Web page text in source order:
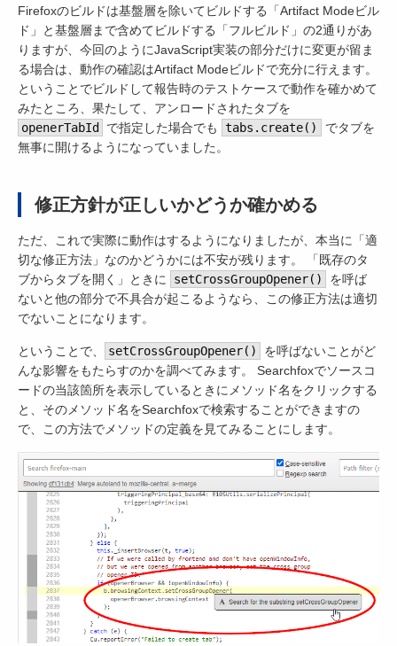
Firefoxのビルドは基盤層を除いてビルドする「Artifact Modeビル
ド」と基盤層まで含めてビルドする「フルビルド」の2通りがあ
りますが、今回のようにJavaScript実装の部分だけに変更が留ま
る場合は、動作の確認はArtifact Modeビルドで充分に行えます。
ということでビルドして報告時のテストケースで動作を確かめて
みたところ、果たして、アンロードされたタブを
openerTabId
で指定した場合でも tabs.create()
でタブを
無事に開けるようになっていました。
修正方針が正しいかどうか確かめる
ただ、これで実際に動作はするようになりましたが、本当に「適
切な修正方法」なのかどうかには不安が残ります。 「既存のタ
ブからタブを開く」ときに
setCrossGroupOpener()
を呼ば
ないと他の部分で不具合が起こるようなら、この修正方法は適切
でないことになります。
ということで、 setCrossGroupOpener()
を呼ばないことがど
んな影響をもたらすのかを調べてみます。 Searchfoxでソースコ
ードの当該箇所を表示しているときにメソッド名をクリックする
と、そのメソッド名をSearchfoxで検索することができますの
で、この方法でメソッドの定義を見てみることにします。